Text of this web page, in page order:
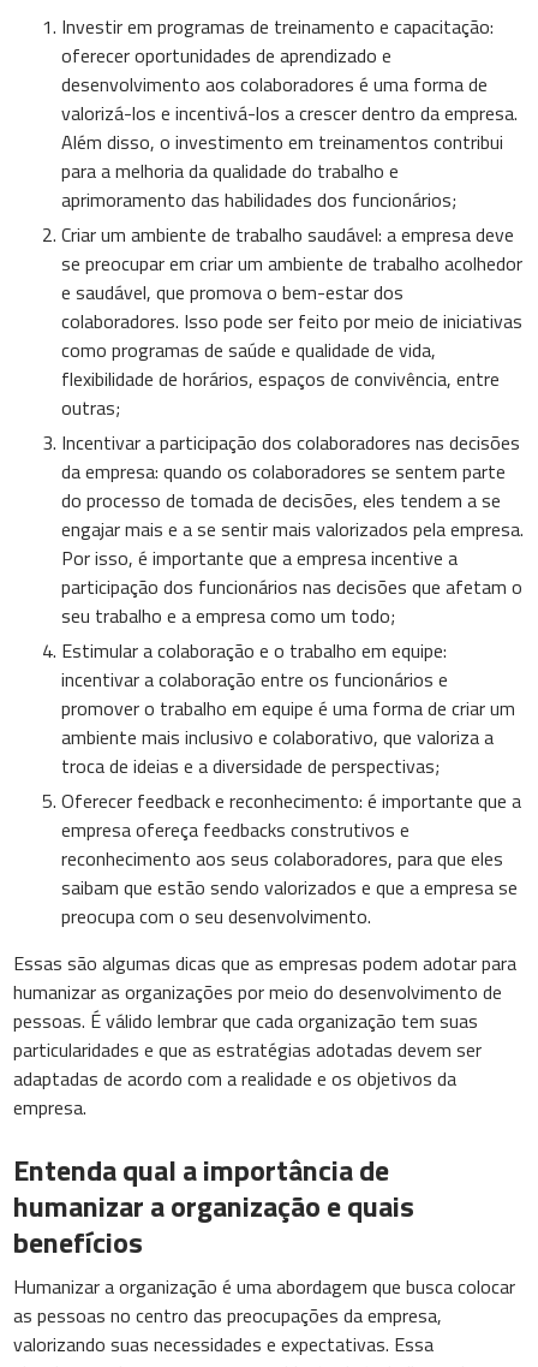
Investir em programas de treinamento e capacitação:
oferecer oportunidades de aprendizado e
desenvolvimento aos colaboradores é uma forma de
valorizá-los e incentivá-los a crescer dentro da empresa.
Além disso, o investimento em treinamentos contribui
para a melhoria da qualidade do trabalho e
aprimoramento das habilidades dos funcionários;
Criar um ambiente de trabalho saudável: a empresa deve
se preocupar em criar um ambiente de trabalho acolhedor
e saudável, que promova o bem-estar dos
colaboradores. Isso pode ser feito por meio de iniciativas
como programas de saúde e qualidade de vida,
flexibilidade de horários, espaços de convivência, entre
outras;
Incentivar a participação dos colaboradores nas decisões
da empresa: quando os colaboradores se sentem parte
do processo de tomada de decisões, eles tendem a se
engajar mais e a se sentir mais valorizados pela empresa.
Por isso, é importante que a empresa incentive a
participação dos funcionários nas decisões que afetam o
seu trabalho e a empresa como um todo;
Estimular a colaboração e o trabalho em equipe:
incentivar a colaboração entre os funcionários e
promover o trabalho em equipe é uma forma de criar um
ambiente mais inclusivo e colaborativo, que valoriza a
troca de ideias e a diversidade de perspectivas;
Oferecer feedback e reconhecimento: é importante que a
empresa ofereça feedbacks construtivos e
reconhecimento aos seus colaboradores, para que eles
saibam que estão sendo valorizados e que a empresa se
preocupa com o seu desenvolvimento.
Essas são algumas dicas que as empresas podem adotar para
humanizar as organizações por meio do desenvolvimento de
pessoas. É válido lembrar que cada organização tem suas
particularidades e que as estratégias adotadas devem ser
adaptadas de acordo com a realidade e os objetivos da
empresa.
Entenda qual a importância de
humanizar a organização e quais
benefícios
Humanizar a organização é uma abordagem que busca colocar
as pessoas no centro das preocupações da empresa,
valorizando suas necessidades e expectativas. Essa